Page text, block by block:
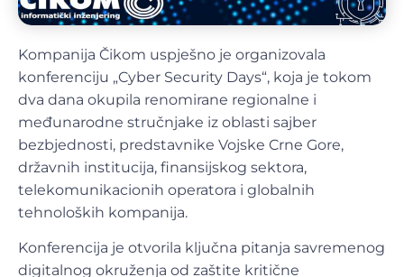
Kompanija Čikom uspješno je organizovala
konferenciju „Cyber Security Days“, koja je tokom
dva dana okupila renomirane regionalne i
međunarodne stručnjake iz oblasti sajber
bezbjednosti, predstavnike Vojske Crne Gore,
državnih institucija, finansijskog sektora,
telekomunikacionih operatora i globalnih
tehnoloških kompanija.
Konferencija je otvorila ključna pitanja savremenog
digitalnog okruženja od zaštite kritične